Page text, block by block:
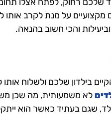
על מנת לקרב אותו
והכי חשוב בהנאה.
בילדון שלכם ולשלוח
לא משמעותית, מה שכן
שגם בעתיד כאשר הוא